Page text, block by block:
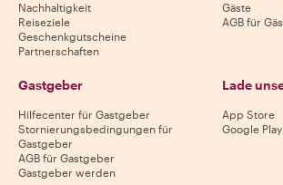
Nachhaltigkeit
Reiseziele
Geschenkgutscheine
Partnerschaften
Gäste
AGB für
Gastgeber
Hilfecenter für Gastgeber
Stornierungsbedingungen für
Gastgeber
AGB für Gastgeber
Gastgeber werden
Lade
App Store
Google